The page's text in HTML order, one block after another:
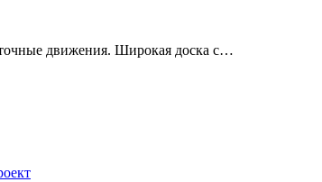
движения. Широкая доска с…